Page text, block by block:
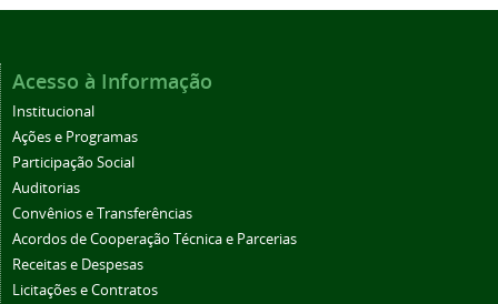
Acesso à Informação
Institucional
Ações e Programas
Participação Social
Auditorias
Convênios e Transferências
Acordos de Cooperação Técnica e Parcerias
Receitas e Despesas
Licitações e Contratos